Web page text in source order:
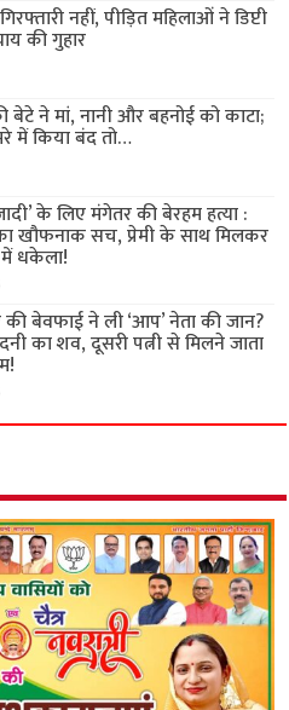
नहीं, पीड़ित महिलाओं ने डिप्टी
की गुहार
ने मां, नानी और बहनोई को काटा;
में किया बंद तो…
के लिए मंगेतर की बेरहम हत्या :
खौफनाक सच, प्रेमी के साथ मिलकर
धकेला!
की बेवफाई ने ली ‘आप’ नेता की जान?
का शव, दूसरी पत्नी से मिलने जाता